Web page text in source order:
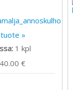
»
1 kpl
40.00 €